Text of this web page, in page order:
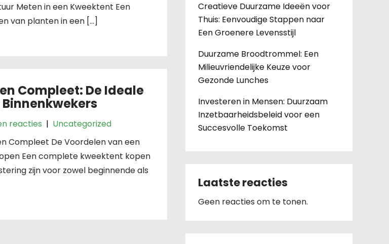
Meten in een Kweektent Een
van planten in een […]
Compleet: De Ideale
reacties | Uncategorized
Compleet De Voordelen van een
Een complete kweektent kopen
zijn voor zowel beginnende als
Creatieve Duurzame Ideeën voor
Thuis: Eenvoudige Stappen naar
Een Groenere Levensstijl
Duurzame Broodtrommel: Een
Milieuvriendelijke Keuze voor
Gezonde Lunches
Investeren in Mensen: Duurzaam
Inzetbaarheidsbeleid voor een
Succesvolle Toekomst
Laatste reacties
Geen reacties om te tonen.